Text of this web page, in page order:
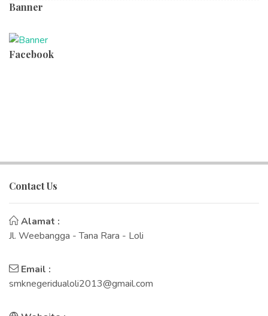
Banner
Facebook
Contact Us
Alamat :
Jl. Weebangga - Tana Rara - Loli
Email :
smknegeridualoli2013@gmail.com